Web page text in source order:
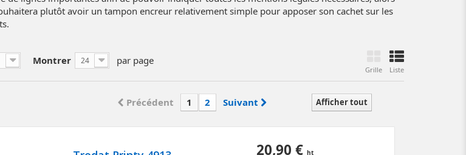
plutôt avoir un tampon encreur relativement simple pour apposer son cachet sur les
Grille Liste
Montrer 24 par page
Afficher tout
Précédent 1 2 Suivant
20,90 €